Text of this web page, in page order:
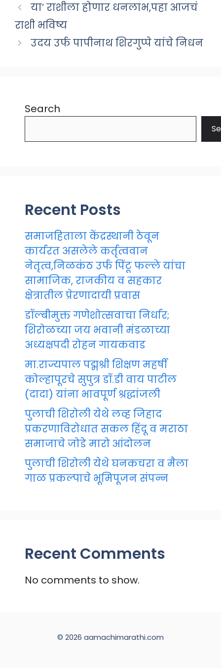
या’ राशीला होणार धनलाभ,पहा आजचं
राशी भविष्य
उदय उर्फ पापीनाथ शिरगुप्पे यांचे निधन
Search
Recent Posts
समाजहिताला केंद्रस्थानी ठेवून
कार्यरत असलेले कर्तृत्ववान
नेतृत्व,निळकंठ उर्फ पिंटू फल्ले यांचा
सामाजिक, राजकीय व सहकार
क्षेत्रातील प्रेरणादायी प्रवास
डॉल्बीमुक्त गणेशोत्सवाचा निर्धार;
शिरोळच्या जय भवानी मंडळाच्या
अध्यक्षपदी रोहन गायकवाड
मा.राज्यपाल पद्मश्री शिक्षण महर्षी
कोल्हापूरचे सुपुत्र डॉ.डी वाय पाटील
(दादा) यांना भावपूर्ण श्रद्धांजली
पुलाची शिरोली येथे लव्ह जिहाद
प्रकरणाविरोधात सकल हिंदू व मराठा
समाजाचे जोडे मारो आंदोलन
पुलाची शिरोली येथे घनकचरा व मैला
गाळ प्रकल्पाचे भूमिपूजन संपन्न
Recent Comments
No comments to show.
© 2026 aamachimarathi.com